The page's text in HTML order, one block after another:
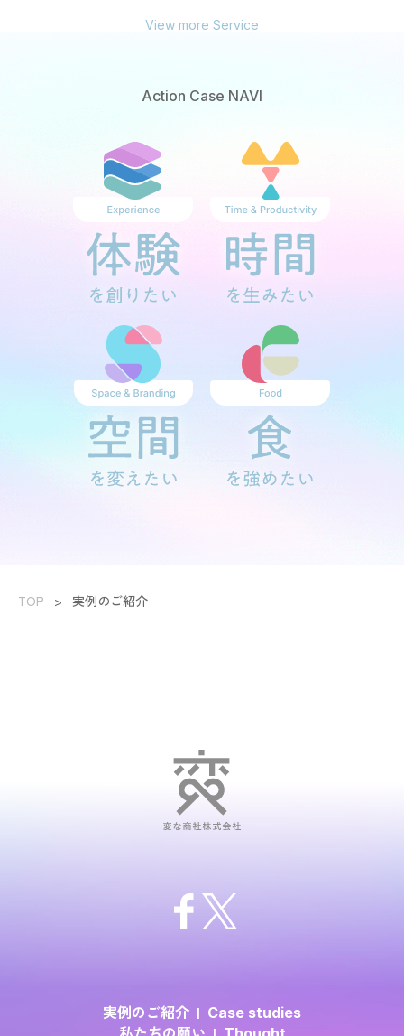
View more Service
Action Case NAVI
TOP > 実例のご紹介
実例のご紹介 Case studies